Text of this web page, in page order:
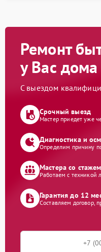
Ремонт
у Вас дома
С выездом
Срочный выезд
Мастер приедет уже
Диагностика и
Определим причину
Мастера со
Работаем с техникой
Гарантия до 12
Составляем договор,